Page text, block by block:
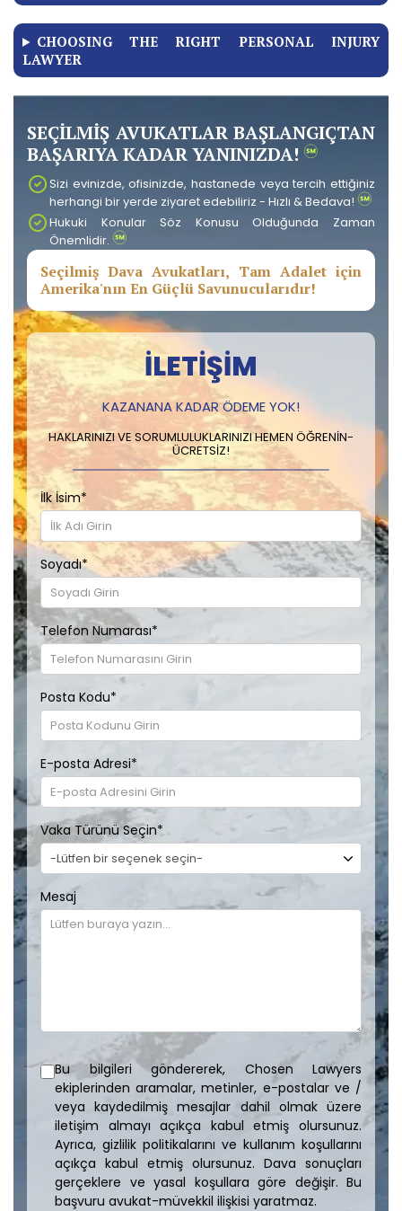
CHOOSING THE RIGHT PERSONAL INJURY
LAWYER
SEÇİLMİŞ AVUKATLAR BAŞLANGIÇTAN
BAŞARIYA KADAR YANINIZDA!
Sizi evinizde, ofisinizde, hastanede veya tercih ettiğiniz
herhangi bir yerde ziyaret edebiliriz - Hızlı & Bedava!
Hukuki Konular Söz Konusu Olduğunda Zaman
Önemlidir.
Seçilmiş Dava Avukatları, Tam Adalet için
Amerika'nın En Güçlü Savunucularıdır!
İLETIŞIM
KAZANANA KADAR ÖDEME YOK!
HAKLARINIZI VE SORUMLULUKLARINIZI HEMEN ÖĞRENIN-
ÜCRETSIZ!
İlk İsim*
Soyadı*
Telefon Numarası*
Posta Kodu*
E-posta Adresi*
Vaka Türünü Seçin*
Mesaj
Bu bilgileri göndererek, Chosen Lawyers
ekiplerinden aramalar, metinler, e-postalar ve /
veya kaydedilmiş mesajlar dahil olmak üzere
iletişim almayı açıkça kabul etmiş olursunuz.
Ayrıca, gizlilik politikalarını ve kullanım koşullarını
açıkça kabul etmiş olursunuz. Dava sonuçları
gerçeklere ve yasal koşullara göre değişir. Bu
başvuru avukat-müvekkil ilişkisi yaratmaz.